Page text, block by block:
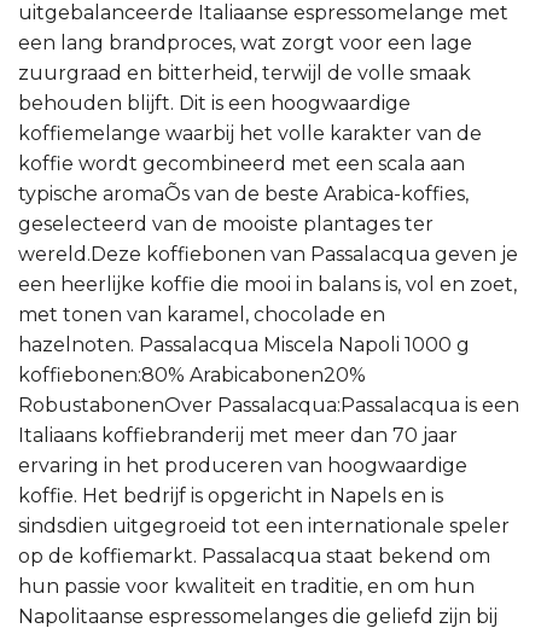
uitgebalanceerde Italiaanse espressomelange met
een lang brandproces, wat zorgt voor een lage
zuurgraad en bitterheid, terwijl de volle smaak
behouden blijft. Dit is een hoogwaardige
koffiemelange waarbij het volle karakter van de
koffie wordt gecombineerd met een scala aan
typische aromaÕs van de beste Arabica-koffies,
geselecteerd van de mooiste plantages ter
wereld.Deze koffiebonen van Passalacqua geven je
een heerlijke koffie die mooi in balans is, vol en zoet,
met tonen van karamel, chocolade en
hazelnoten. Passalacqua Miscela Napoli 1000 g
koffiebonen:80% Arabicabonen20%
RobustabonenOver Passalacqua:Passalacqua is een
Italiaans koffiebranderij met meer dan 70 jaar
ervaring in het produceren van hoogwaardige
koffie. Het bedrijf is opgericht in Napels en is
sindsdien uitgegroeid tot een internationale speler
op de koffiemarkt. Passalacqua staat bekend om
hun passie voor kwaliteit en traditie, en om hun
Napolitaanse espressomelanges die geliefd zijn bij